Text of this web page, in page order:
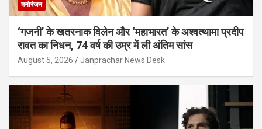
मनोरंजन
‘गजनी’ के खतरनाक विलेन और ‘महाभारत’ के अश्वत्थामा प्रदीप
रावत का निधन, 74 वर्ष की उम्र में ली अंतिम सांस
August 5, 2026 Janprachar News Desk